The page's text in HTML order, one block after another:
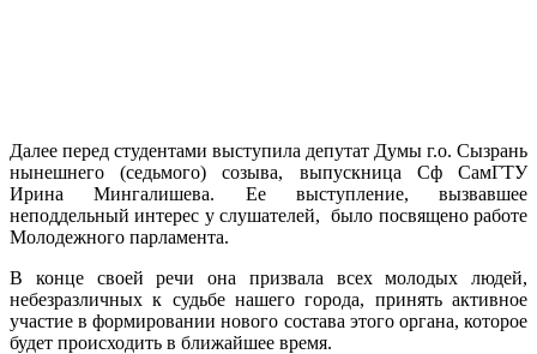
Далее перед студентами выступила депутат Думы г.о. Сызрань
нынешнего (седьмого) созыва, выпускница Сф СамГТУ
Ирина Мингалишева. Ее выступление, вызвавшее
неподдельный интерес у слушателей, было посвящено работе
Молодежного парламента.
В конце своей речи она призвала всех молодых людей,
небезразличных к судьбе нашего города, принять активное
участие в формировании нового состава этого органа, которое
будет происходить в ближайшее время.